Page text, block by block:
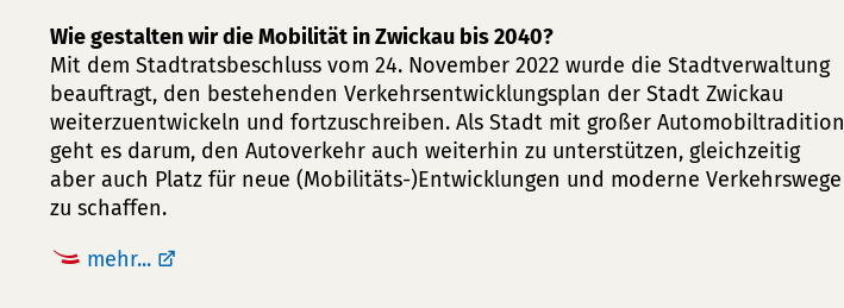
Wie gestalten wir die Mobilität in Zwickau bis 2040?
Mit dem Stadtratsbeschluss vom 24. November 2022 wurde die Stadtverwaltung
beauftragt, den bestehenden Verkehrsentwicklungsplan der Stadt Zwickau
weiterzuentwickeln und fortzuschreiben. Als Stadt mit großer Automobiltradition
geht es darum, den Autoverkehr auch weiterhin zu unterstützen, gleichzeitig
aber auch Platz für neue (Mobilitäts-)Entwicklungen und moderne Verkehrswege
zu schaffen.
mehr...